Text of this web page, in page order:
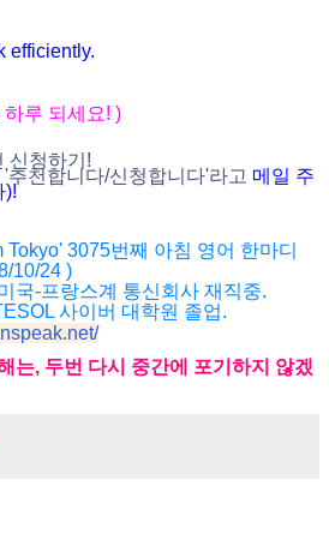
efficiently.
루 되세요! )
신청하기!
'추천합니다/신청합니다'라고 메일 주
)!
3075번째 아침 영어 한마디
10/24 )
국-프랑스계 통신회사 재직중.
사이버 대학원 졸업.
는, 두번 다시 중간에 포기하지 않겠